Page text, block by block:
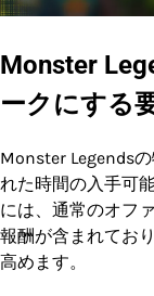
Monster
ークにする
Monster Legends
れた時間の入手可
には、通常のオフ
報酬が含まれてお
高めます。